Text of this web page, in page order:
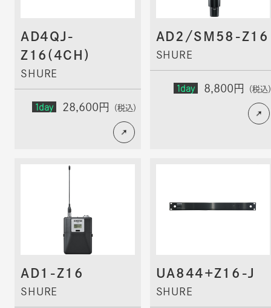
AD4QJ-
Z16(4CH)
SHURE
1day 28,600円 （税込）
AD2/SM58-Z16
SHURE
1day 8,800円 （税込
AD1-Z16
SHURE
UA844+Z16-J
SHURE